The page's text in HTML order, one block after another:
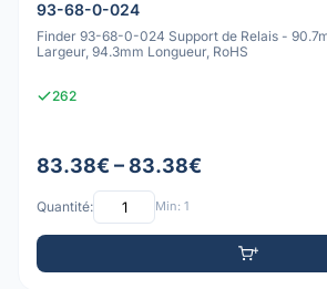
93-68-0-024
Finder 93-68-0-024 Support de Relais -
Largeur, 94.3mm Longueur, RoHS
262
83.38€ – 83.38€
Quantité: Min: 1